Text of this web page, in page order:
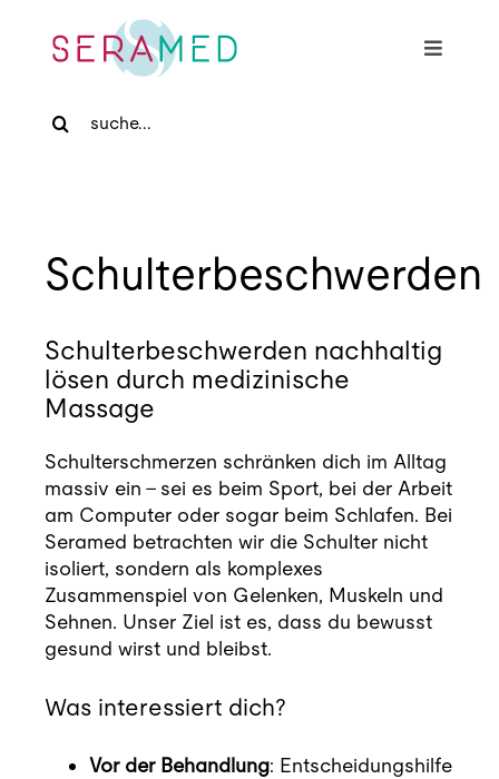
content
Toggle
Home
Für Zuweiser
Medizinische Massage
Praxis
Blog
Kontakt
Termin buchen
for:
Schulterbeschwerden
Schulterbeschwerden nachhaltig
lösen durch medizinische
Massage
Schulterschmerzen schränken dich im Alltag
massiv ein – sei es beim Sport, bei der Arbeit
am Computer oder sogar beim Schlafen. Bei
Seramed betrachten wir die Schulter nicht
isoliert, sondern als komplexes
Zusammenspiel von Gelenken, Muskeln und
Sehnen. Unser Ziel ist es, dass du bewusst
gesund wirst und bleibst.
Was interessiert dich?
Vor der Behandlung: Entscheidungshilfe